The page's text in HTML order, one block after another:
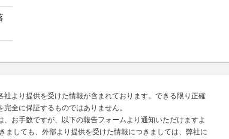
より提供を受けた情報が含まれております。できる限り正確
全に保証するものではありません。
お手数ですが、以下の報告フォームより通知いただけますよ
ましても、外部より提供を受けた情報につきましては、弊社に